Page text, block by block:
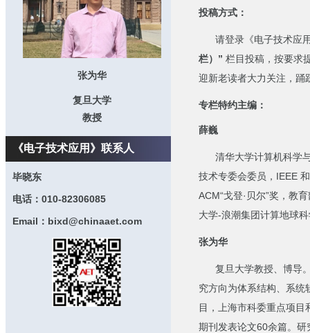
张为华
复旦大学
教授
《电子技术应用》联系人
毕晓东
电话：010-82306085
Email：bixd@chinaaet.com
投稿方式：
请登录《电子技术应
栏）” 栏目投稿，按要求
迎新老读者大力关注，踊
专栏特约主编：
薛巍
清华大学计算机科学与
技术专委会委员，IEEE
ACM“戈登·贝尔”奖，教
大学-浪潮集团计算地球
张为华
复旦大学教授、博导。
究方向为体系结构、系统
目，上海市科委重点项
期刊发表论文60余篇。